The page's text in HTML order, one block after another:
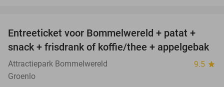
23%
Entreeticket voor Bommelwereld + patat +
snack + frisdrank of koffie/thee + appelgebak
Attractiepark Bommelwereld 9.5 star
Groenlo